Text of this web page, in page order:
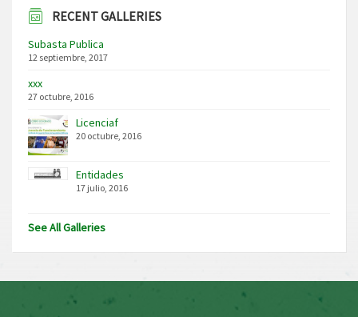
RECENT GALLERIES
Subasta Publica
12 septiembre, 2017
xxx
27 octubre, 2016
Licenciaf
20 octubre, 2016
Entidades
17 julio, 2016
See All Galleries